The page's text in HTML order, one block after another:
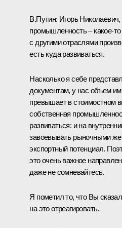
В.Путин: Игорь Николаевич,
промышленность – какое-
с другими отраслями
есть куда развиваться.
Насколько я себе
документам, у нас объем
превышает в стоимостном
собственная
развиваться: и на
завоевывать рыночными
экспортный потенциал.
это очень важное
даже не сомневайтесь.
Я пометил то, что Вы
на это отреагировать.